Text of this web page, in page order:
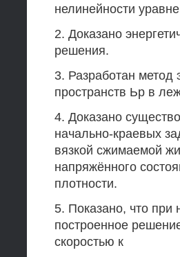
нелинейности
2. Доказано
решения.
3. Разработан
пространств Ьр в
4. Доказано
начально-краевых
вязкой сжимаемой
напряжённого
плотности.
5. Показано, что при
построенное
скоростью к